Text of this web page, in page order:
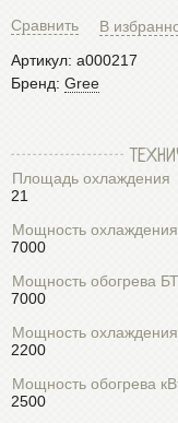
Сравнить
В
Артикул: a000217
Бренд: Gree
Площадь охлаждения
21
Мощность
7000
Мощность обогрева
7000
Мощность охлаждения
2200
Мощность обогрева
2500